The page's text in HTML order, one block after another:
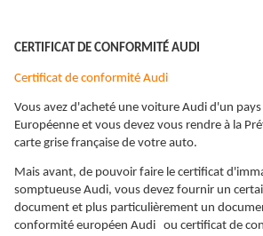
CERTIFICAT DE CONFORMITÉ AUDI
Certificat de conformité Audi
Vous avez d'acheté une voiture Audi d'un
Européenne et vous devez vous rendre à la
carte grise française de votre auto.
Mais avant, de pouvoir faire le certificat
somptueuse Audi, vous devez fournir un
document et plus particulièrement un
conformité européen Audi ou certificat de